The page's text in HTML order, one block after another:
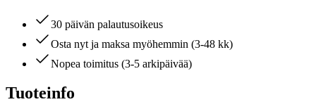
30 päivän palautusoikeus
Osta nyt ja maksa myöhemmin (3-48 kk)
Nopea toimitus (3-5 arkipäivää)
Tuoteinfo